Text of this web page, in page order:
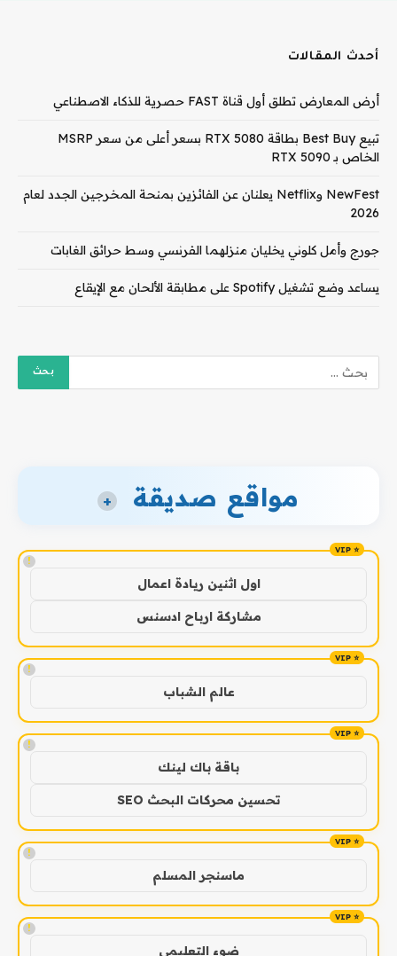
أحدث المقالات
أرض المعارض تطلق أول قناة FAST حصرية للذكاء الاصطناعي
تبيع Best Buy بطاقة RTX 5080 بسعر أعلى من سعر MSRP
الخاص بـ RTX 5090
NewFest وNetflix يعلنان عن الفائزين بمنحة المخرجين الجدد لعام
2026
جورج وأمل كلوني يخليان منزلهما الفرنسي وسط حرائق الغابات
يساعد وضع تشغيل Spotify على مطابقة الألحان مع الإيقاع
مواقع صديقة +
!
اول اثنين ريادة اعمال
مشاركة ارباح ادسنس
!
عالم الشباب
!
باقة باك لينك
تحسين محركات البحث SEO
!
ماسنجر المسلم
!
ضوء التعليمي